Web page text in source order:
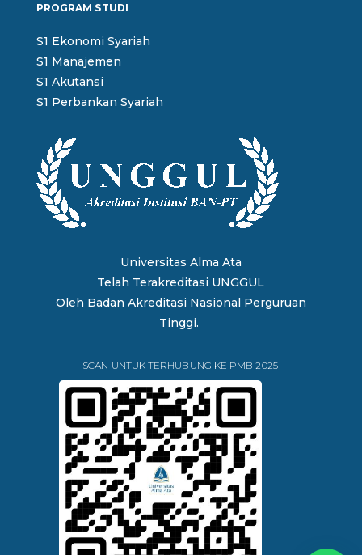
PROGRAM STUDI
S1 Ekonomi Syariah
S1 Manajemen
S1 Akutansi
S1 Perbankan Syariah
Universitas Alma Ata
Telah Terakreditasi UNGGUL
Oleh Badan Akreditasi Nasional Perguruan
Tinggi.
SCAN UNTUK TERHUBUNG KE PMB 2025